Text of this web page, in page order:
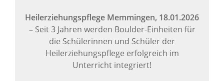
Heilerziehungspflege Memmingen, 18.01.2026
–Seit 3 Jahren werden Boulder-Einheiten für
die Schülerinnen und Schüler der
Heilerziehungspflege erfolgreich im
Unterricht integriert!